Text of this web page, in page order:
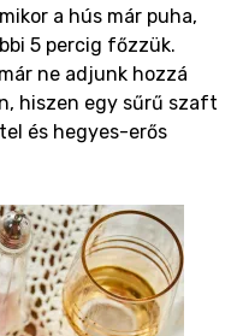
a hús már puha,
5 percig főzzük.
ne adjunk hozzá
hiszen egy sűrű szaft
és hegyes-erős